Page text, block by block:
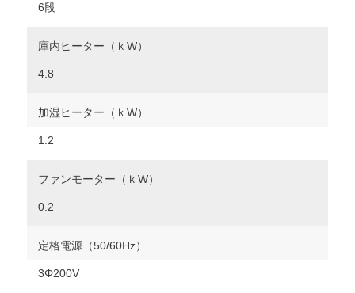
6段
庫内ヒーター（ｋW）
4.8
加湿ヒーター（ｋW）
1.2
ファンモーター（ｋW）
0.2
定格電源（50/60Hz）
3Φ200V